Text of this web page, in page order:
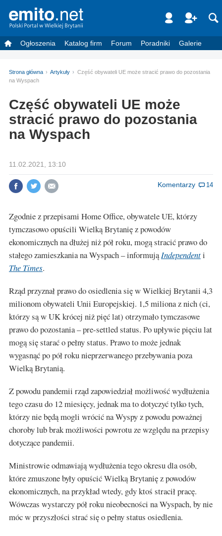
Ogłoszenia Katalog firm Forum Poradniki Galerie
Strona główna Artykuły
Część obywateli UE może stracić prawo do pozostania
na Wyspach
Część obywateli UE może
stracić prawo do pozostania
na Wyspach
11.02.2021, 13:10
Komentarzy 14
Zgodnie z przepisami Home Office, obywatele UE, którzy
tymczasowo opuścili Wielką Brytanię z powodów
ekonomicznych na dłużej niż pół roku, mogą stracić prawo do
stałego zamieszkania na Wyspach – informująIndependenti
The Times.
Rząd przyznał prawo do osiedlenia się w Wielkiej Brytanii 4,3
milionom obywateli Unii Europejskiej. 1,5 miliona z nich (ci,
którzy są w UK krócej niż pięć lat) otrzymało tymczasowe
prawo do pozostania – pre-settled status. Po upływie pięciu lat
mogą się starać o pełny status. Prawo to może jednak
wygasnąć po pół roku nieprzerwanego przebywania poza
Wielką Brytanią.
Z powodu pandemii rząd zapowiedział możliwość wydłużenia
tego czasu do 12 miesięcy, jednak ma to dotyczyć tylko tych,
którzy nie będą mogli wrócić na Wyspy z powodu poważnej
choroby lub brak możliwości powrotu ze względu na przepisy
dotyczące pandemii.
Ministrowie odmawiają wydłużenia tego okresu dla osób,
które zmuszone były opuścić Wielką Brytanię z powodów
ekonomicznych, na przykład wtedy, gdy ktoś stracił pracę.
Wówczas wystarczy pół roku nieobecności na Wyspach, by nie
móc w przyszłości strać się o pełny status osiedlenia.